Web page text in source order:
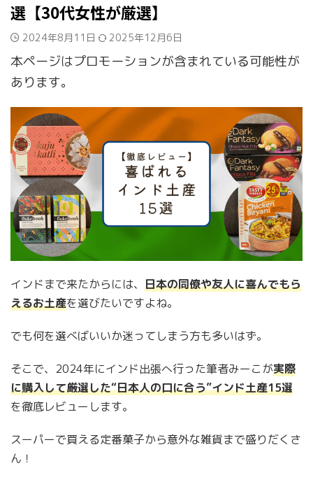
選【30代女性が厳選】
2024年8月11日 2025年12月6日
本ページはプロモーションが含まれている可能性が
あります。
インドまで来たからには、 日本の同僚や友人に喜んでもら
えるお土産を選びたいですよね。
でも何を選べばいいか迷ってしまう方も多いはず。
そこで、2024年にインド出張へ行った筆者みーこが実際
に購入して厳選した“日本人の口に合う”インド土産15選
を徹底レビューします。
スーパーで買える定番菓子から意外な雑貨まで盛りだくさ
ん！